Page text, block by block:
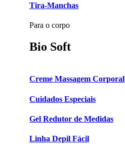
Tira-Manchas
Para o corpo
Bio Soft
Creme Massagem Corporal
Cuidados Especiais
Gel Redutor de Medidas
Linha Depil Fácil